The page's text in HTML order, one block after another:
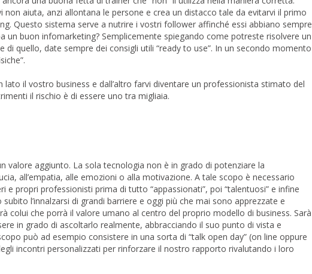
aiuta, anzi allontana le persone e crea un distacco tale da evitarvi il primo
Questo sistema serve a nutrire i vostri follower affinché essi abbiano sempre
un buon infomarketing? Semplicemente spiegando come potreste risolvere un
quello, date sempre dei consigli utili “ready to use”. In un secondo momento
il vostro business e dall’altro farvi diventare un professionista stimato del
il rischio è di essere uno tra migliaia.
valore aggiunto. La sola tecnologia non è in grado di potenziare la
all’empatia, alle emozioni o alla motivazione. A tale scopo è necessario
propri professionisti prima di tutto “appassionati”, poi “talentuosi” e infine
l’innalzarsi di grandi barriere e oggi più che mai sono apprezzate e
colui che porrà il valore umano al centro del proprio modello di business. Sarà
in grado di ascoltarlo realmente, abbracciando il suo punto di vista e
può ad esempio consistere in una sorta di “talk open day” (on line oppure
incontri personalizzati per rinforzare il nostro rapporto rivalutando i loro